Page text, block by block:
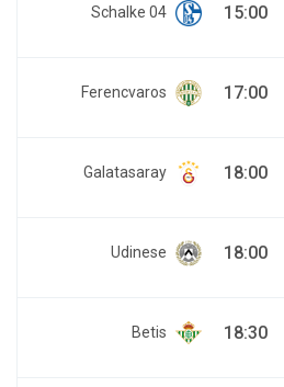
Schalke 04 15:00
Ferencvaros 17:00
Galatasaray 18:00
Udinese 18:00
Betis 18:30